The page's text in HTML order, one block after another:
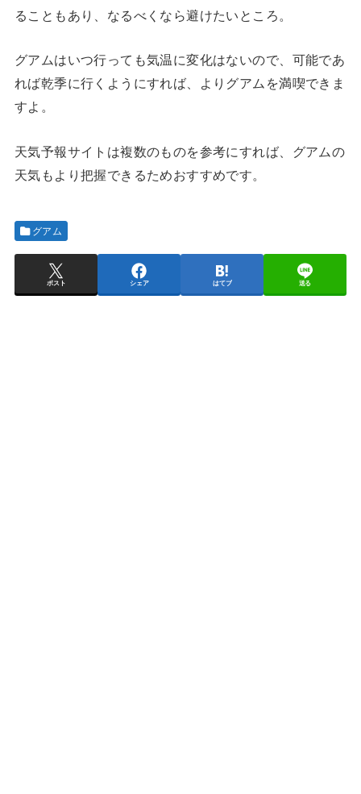
ることもあり、なるべくなら避けたいところ。
グアムはいつ行っても気温に変化はないので、可能であ
れば乾季に行くようにすれば、よりグアムを満喫できま
すよ。
天気予報サイトは複数のものを参考にすれば、グアムの
天気もより把握できるためおすすめです。
グアム
ポスト シェア はてブ 送る